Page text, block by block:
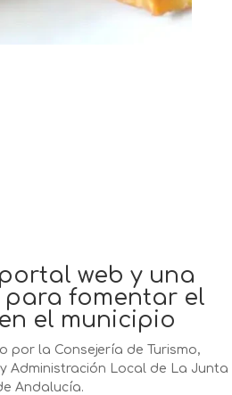
web y una
fomentar el
el municipio
por la Consejería de Turismo,
Administración Local de La Junta
Andalucía.